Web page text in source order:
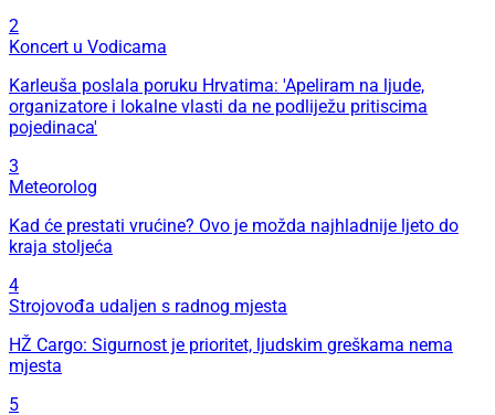
2
Koncert u Vodicama
Karleuša poslala poruku Hrvatima: 'Apeliram na ljude,
organizatore i lokalne vlasti da ne podliježu pritiscima
pojedinaca'
3
Meteorolog
Kad će prestati vrućine? Ovo je možda najhladnije ljeto do
kraja stoljeća
4
Strojovođa udaljen s radnog mjesta
HŽ Cargo: Sigurnost je prioritet, ljudskim greškama nema
mjesta
5